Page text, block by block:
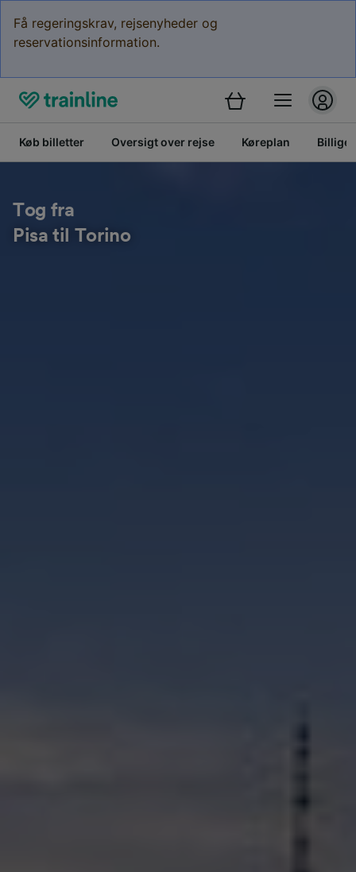
Få regeringskrav, rejsenyheder og
reservationsinformation.
Køb billetter Oversigt over rejse Køreplan Billige
Tog fra
Pisa til Torino